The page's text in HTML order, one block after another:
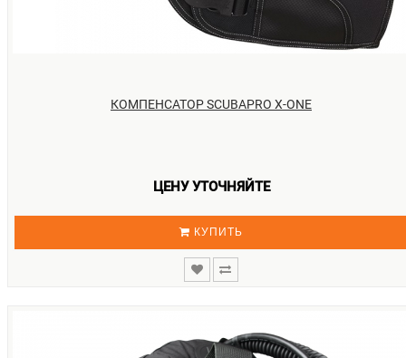
КОМПЕНСАТОР SCUBAPRO X-ONE
ЦЕНУ УТОЧНЯЙТЕ
КУПИТЬ